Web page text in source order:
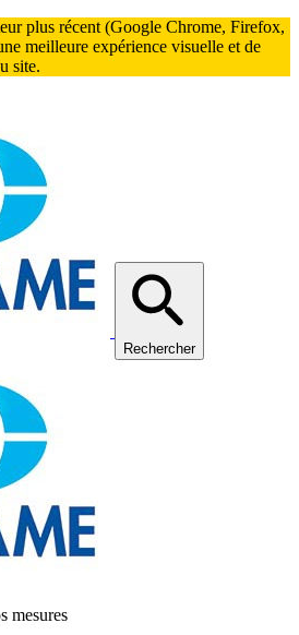
plus récent (Google Chrome, Firefox,
meilleure expérience visuelle et de
site.
Rechercher
mesures